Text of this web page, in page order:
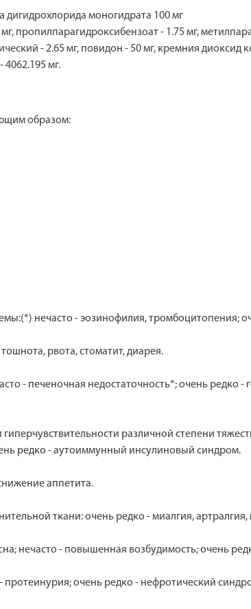
дигидрохлорида моногидрата 100 мг
пропилпарагидроксибензоат - 1.75 мг,
- 2.65 мг, повидон - 50 мг, кремния диоксид
4062.195 мг.
образом:
нечасто - эозинофилия, тромбоцитопения;
рвота, стоматит, диарея.
- печеночная недостаточность*; очень редко -
различной степени
редко - аутоиммунный инсулиновый синдром.
аппетита.
ткани: очень редко - миалгия,
нечасто - повышенная возбудимость; очень
очень редко - нефротический